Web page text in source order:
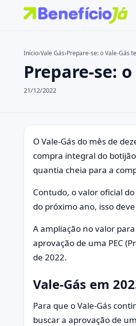
Buscar no site
Buscar por:
Início›Vale Gás›Prepare-se: o Vale-Gás
Prepare-se:
21/12/2022
O Vale-Gás do mês de
compra integral do
quantia cheia para a
Contudo, o valor oficial
do próximo ano, isso
A ampliação no valor
aprovação de uma PEC
de 2022.
Vale-Gás em
Para que o Vale-Gás
buscar a aprovação de